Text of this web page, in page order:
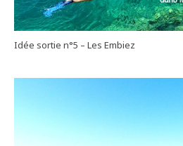
Idée sortie n°5 – Les Embiez